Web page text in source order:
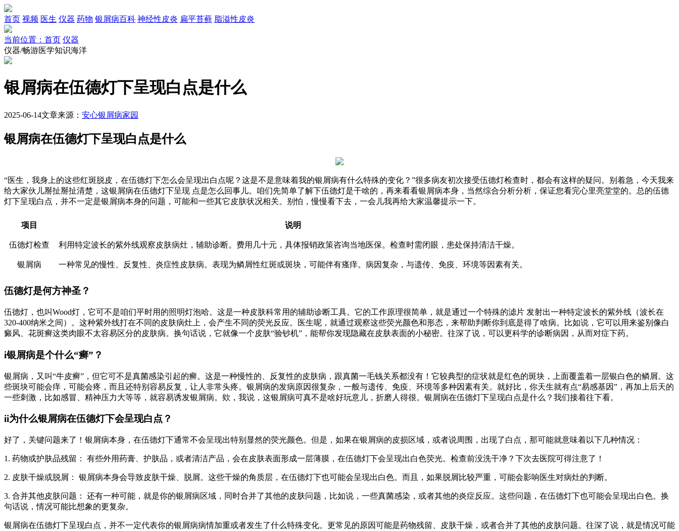
首页 视频 医生 仪器 药物 银屑病百科 神经性皮炎 扁平苔藓 脂溢性皮炎
当前位置：首页 仪器
仪器/畅游医学知识海洋
银屑病在伍德灯下呈现白点是什么
2025-06-14文章来源： 安心银屑病家园
银屑病在伍德灯下呈现白点是什么
“医生，我身上的这些红斑脱皮，在伍德灯下怎么会呈现出白点呢？这是不是意味着我的银屑病有什么特殊的变化？”很多病友初次接受伍德灯检查时，都会有这样的疑问。别着急，今天我来
给大家伙儿掰扯掰扯清楚，这银屑病在伍德灯下呈现 点是怎么回事儿。咱们先简单了解下伍德灯是干啥的，再来看看银屑病本身，当然综合分析分析，保证您看完心里亮堂堂的。总的伍德
灯下呈现白点，并不一定是银屑病本身的问题，可能和一些其它皮肤状况相关。别怕，慢慢看下去，一会儿我再给大家温馨提示一下。
项目 说明
伍德灯检查 利用特定波长的紫外线观察皮肤病灶，辅助诊断。费用几十元，具体报销政策咨询当地医保。检查时需闭眼，患处保持清洁干燥。
银屑病 一种常见的慢性、反复性、炎症性皮肤病。表现为鳞屑性红斑或斑块，可能伴有瘙痒。病因复杂，与遗传、免疫、环境等因素有关。
伍德灯是何方神圣？
伍德灯，也叫Wood灯，它可不是咱们平时用的照明灯泡哈。这是一种皮肤科常用的辅助诊断工具。它的工作原理很简单，就是通过一个特殊的滤片 发射出一种特定波长的紫外线（波长在
320-400纳米之间）。这种紫外线打在不同的皮肤病灶上，会产生不同的荧光反应。医生呢，就通过观察这些荧光颜色和形态，来帮助判断你到底是得了啥病。比如说，它可以用来鉴别像白
癜风、花斑癣这类肉眼不太容易区分的皮肤病。换句话说，它就像一个皮肤“验钞机”，能帮你发现隐藏在皮肤表面的小秘密。往深了说，可以更科学的诊断病因，从而对症下药。
i银屑病是个什么“癣”？
银屑病，又叫“牛皮癣”，但它可不是真菌感染引起的癣。这是一种慢性的、反复性的皮肤病，跟真菌一毛钱关系都没有！它较典型的症状就是红色的斑块，上面覆盖着一层银白色的鳞屑。这
些斑块可能会痒，可能会疼，而且还特别容易反复，让人非常头疼。银屑病的发病原因很复杂，一般与遗传、免疫、环境等多种因素有关。就好比，你天生就有点“易感基因”，再加上后天的
一些刺激，比如感冒、精神压力大等等，就容易诱发银屑病。欸，我说，这银屑病可真不是啥好玩意儿，折磨人得很。银屑病在伍德灯下呈现白点是什么？我们接着往下看。
ii为什么银屑病在伍德灯下会呈现白点？
好了，关键问题来了！银屑病本身，在伍德灯下通常不会呈现出特别显然的荧光颜色。但是，如果在银屑病的皮损区域，或者说周围，出现了白点，那可能就意味着以下几种情况：
1. 药物或护肤品残留： 有些外用药膏、护肤品，或者清洁产品，会在皮肤表面形成一层薄膜，在伍德灯下会呈现出白色荧光。检查前没洗干净？下次去医院可得注意了！
2. 皮肤干燥或脱屑： 银屑病本身会导致皮肤干燥、脱屑。这些干燥的角质层，在伍德灯下也可能会呈现出白色。而且，如果脱屑比较严重，可能会影响医生对病灶的判断。
3. 合并其他皮肤问题： 还有一种可能，就是你的银屑病区域，同时合并了其他的皮肤问题，比如说，一些真菌感染，或者其他的炎症反应。这些问题，在伍德灯下也可能会呈现出白色。换
句话说，情况可能比想象的更复杂。
银屑病在伍德灯下呈现白点，并不一定代表你的银屑病病情加重或者发生了什么特殊变化。更常见的原因可能是药物残留、皮肤干燥，或者合并了其他的皮肤问题。往深了说，就是情况可能